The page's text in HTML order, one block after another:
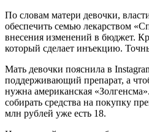
По словам матери девочки,
обеспечить семью лекарством
внесения изменений в бюджет.
который сделает инъекцию.
Мать девочки пояснила в
поддерживающий препарат, а
нужна американская
собирать средства на покупку
млн рублей уже есть 18.